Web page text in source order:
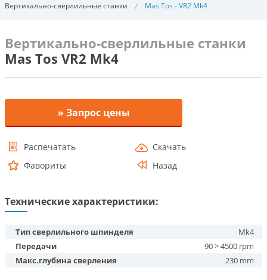
Вертикально-сверлильные станки
Mas Tos - VR2 Mk4
Вертикально-сверлильные станки
Mas Tos VR2 Mk4
» Запрос цены
Распечатать
Скачать
Фавориты
Назад
Технические характеристики:
Тип сверлильного шпинделя
Mk4
Передачи
90 > 4500 rpm
Макс.глубина сверления
230 mm